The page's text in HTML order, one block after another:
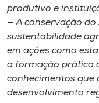
produtivo e
— A conservação
sustentabilidade
em ações como
a formação prática
conhecimentos que
desenvolvimento